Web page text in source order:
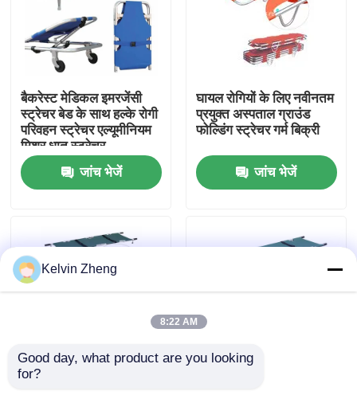
वीडियो
हमारे बारे में
कारखाने का दौरा
गुणवत्ता नियंत्रण
हमसे संपर्क करें
समाचार
बैकरेस्ट मेडिकल इमरजेंसी
स्ट्रेचर बेड के साथ हल्के रोगी
परिवहन स्ट्रेचर एल्यूमीनियम
मिश्र धातु स्ट्रेचर
जांच भेजें
घायल रोगियों के लिए नवीनतम
प्रयुक्त अस्पताल ग्राउंड
फोल्डिंग स्ट्रेचर गर्म बिक्री
जांच भेजें
चार तह मेडिकल स्ट्रेचर उच्च
Kelvin Zheng
8:22 AM
Good day, what product are you looking
for?